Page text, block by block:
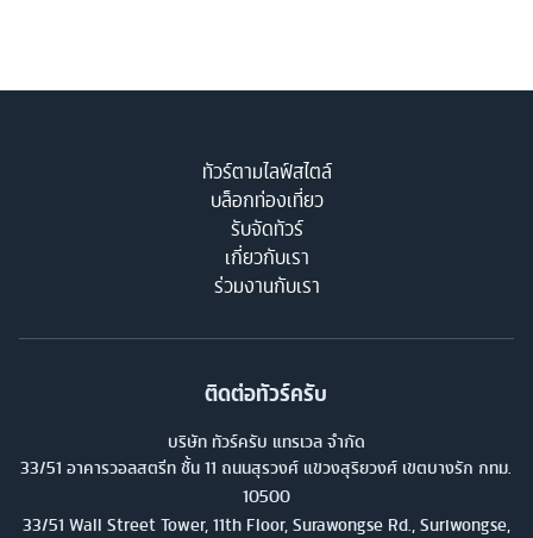
ทัวร์ตามไลฟ์สไตล์
บล็อกท่องเที่ยว
รับจัดทัวร์
เกี่ยวกับเรา
ร่วมงานกับเรา
ติดต่อทัวร์ครับ
บริษัท ทัวร์ครับ แทรเวล จำกัด
33/51 อาคารวอลสตรีท ชั้น 11 ถนนสุรวงศ์ แขวงสุริยวงศ์ เขตบางรัก กทม.
10500
33/51 Wall Street Tower, 11th Floor, Surawongse Rd., Suriwongse,